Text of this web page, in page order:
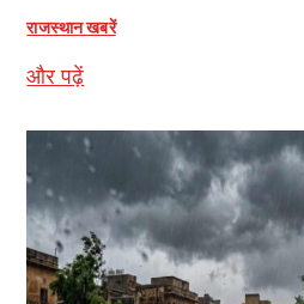
राजस्थान खबरें
और पढ़ें